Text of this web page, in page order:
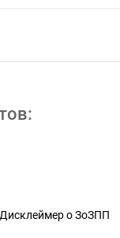
Дисклеймер о ЗоЗПП